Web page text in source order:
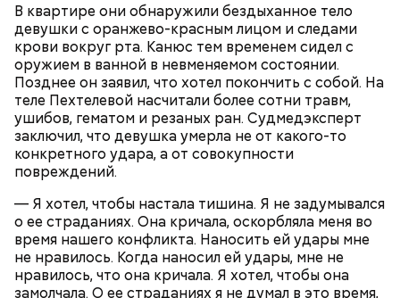
В квартире они обнаружили бездыханное тело
девушки с оранжево-красным лицом и следами
крови вокруг рта. Канюс тем временем сидел с
оружием в ванной в невменяемом состоянии.
Позднее он заявил, что хотел покончить с собой. На
теле Пехтелевой насчитали более сотни травм,
ушибов, гематом и резаных ран. Судмедэксперт
заключил, что девушка умерла не от какого-то
конкретного удара, а от совокупности
повреждений.
— Я хотел, чтобы настала тишина. Я не задумывался
о ее страданиях. Она кричала, оскорбляла меня во
время нашего конфликта. Наносить ей удары мне
не нравилось. Когда наносил ей удары, мне не
нравилось, что она кричала. Я хотел, чтобы она
замолчала. О ее страданиях я не думал в это время,
К чему приговорили Миссюру